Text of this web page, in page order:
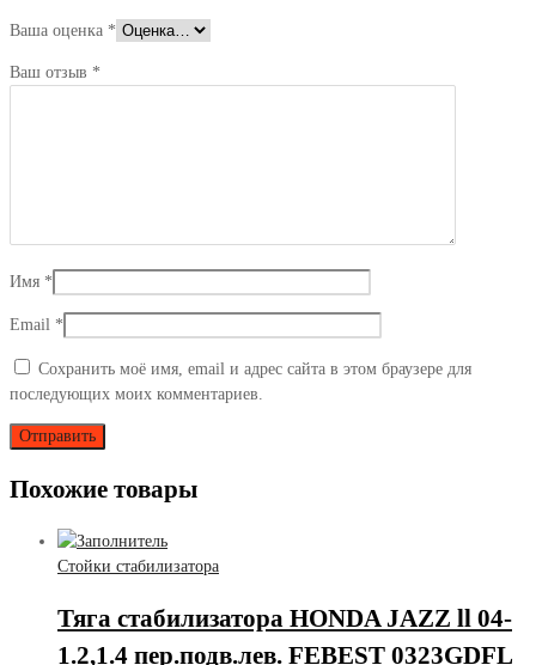
Ваша оценка *
Ваш отзыв *
Имя *
Email *
Сохранить моё имя, email и адрес сайта в этом браузере для
последующих моих комментариев.
Похожие товары
Стойки стабилизатора
Тяга стабилизатора HONDA JAZZ ll 04-
1.2,1.4 пер.подв.лев. FEBEST 0323GDFL